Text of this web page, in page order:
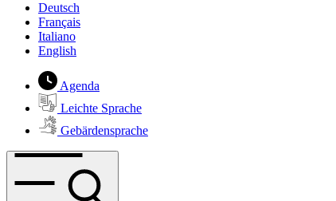
Deutsch
Français
Italiano
English
Agenda
Leichte Sprache
Gebärdensprache